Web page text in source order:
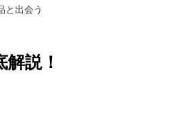
と出会う
説！